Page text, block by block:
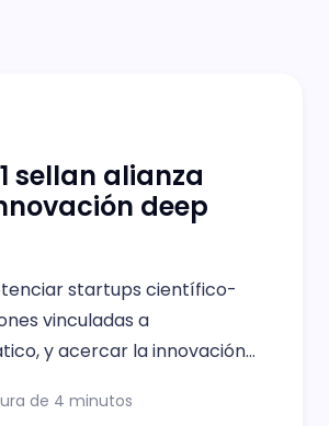
sellan alianza
deep
startups científico-
vinculadas a
y acercar la innovación
de 4 minutos